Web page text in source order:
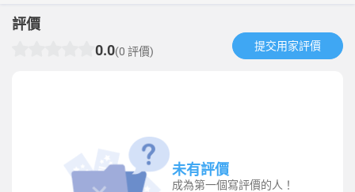
評價
0.0(0 評價) 提交用家評價​
未有評價
成為第一個寫評價的人！